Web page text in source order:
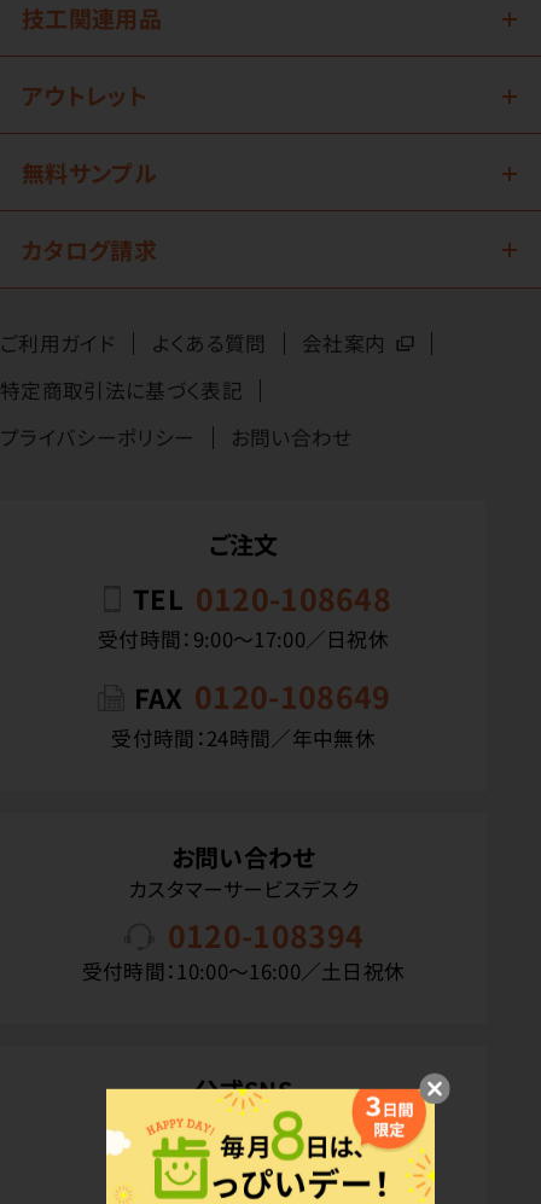
技工関連用品
アウトレット
無料サンプル
カタログ請求
ご利用ガイド よくある質問
会社案内
特定商取引法に基づく表記
プライバシーポリシー
お問い合わせ
ご注文
TEL 0120-108648
受付時間：9:00〜17:00／日祝休
FAX 0120-108649
受付時間：24時間／年中無休
お問い合わせ
カスタマーサービスデスク
0120-108394
受付時間：10:00〜16:00／土日祝休
公式SNS